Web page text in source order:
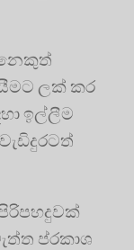
ලක් කර
ඉල්ලීම
ප්රකාශ